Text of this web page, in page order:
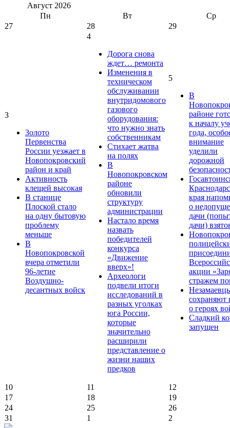
Август 2026
Пн
Вт
Ср
27
28 29
3
Золото
Первенства
России уезжает в
Новопокровский
район и край
Активность
клещей высокая
В станице
Плоской стало
на одну бытовую
проблему
меньше
В
Новопокровской
вчера отметили
96-летие
Воздушно-
десантных войск
4
Дорога снова
ждет… ремонта
Изменения в
техническом
обслуживании
внутридомового
газового
оборудования:
что нужно знать
собственникам
Стихает жатва
на полях
В
Новопокровском
районе
обновили
структуру
администрации
Настало время
назвать
победителей
конкурса
«Движение
вверх»!
Археологи
подвели итоги
исследований в
разных уголках
юга России,
которые
значительно
расширили
представление о
жизни наших
предков
5
В
районе
к началу
года,
внимание
уделили
дорожной
края
о
дачи
дачи)
акции
стражем
сохраняют
о героях
Сладкий
запущен
10 11
12
17
18
19
24
25
26
31
1 2